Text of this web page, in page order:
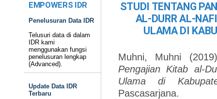
EMPOWERS IDR
Penelusuran Data IDR
Telusuri data di dalam
IDR kami
menggunakan fungsi
penelusuran lengkap
(Advanced).
Update Data IDR
Terbaru
STUDI TENTANG
AL-DURR AL-
ULAMA DI
Muhni, Muhni
Pengajian Kitab al-
Ulama di
Pascasarjana.